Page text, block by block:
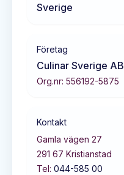
Sverige
Företag
Culinar Sverige AB
Org.nr: 556192-5875
Kontakt
Gamla vägen 27
291 67 Kristianstad
Tel: 044-585 00